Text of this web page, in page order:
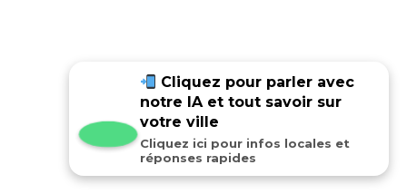
Cliquez pour parler avec
notre IA et tout savoir sur
votre ville
Cliquez ici pour infos locales et
réponses rapides